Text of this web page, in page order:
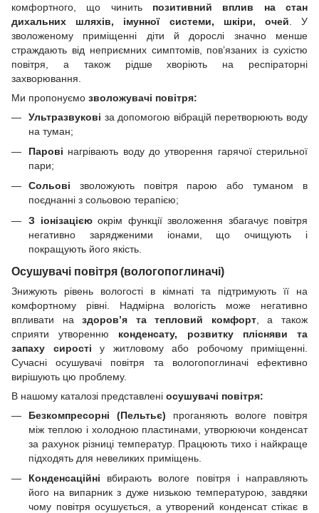
комфортного, що чинить позитивний вплив на стан
дихальних шляхів, імунної системи, шкіри, очей . У
зволоженому приміщенні діти й дорослі значно менше
страждають від неприємних симптомів, пов’язаних із сухістю
повітря, а також рідше хворіють на респіраторні
захворювання.
Ми пропонуємо зволожувачі повітря:
Ультразвукові за допомогою вібрацій перетворюють воду
на туман;
Парові нагрівають воду до утворення гарячої стерильної
пари;
Сольові зволожують повітря парою або туманом в
поєднанні з сольовою терапією;
З іонізацієюокрім функції зволоження збагачує повітря
негативно зарядженими іонами, що очищують і
покращують його якість.
Осушувачі повітря (вологопоглиначі)
Знижують рівень вологості в кімнаті та підтримують її на
комфортному рівні. Надмірна вологість може негативно
впливати наздоров’я та тепловий комфорт, а також
сприяти утворенню конденсату, розвитку плісняви та
запаху сирості у житловому або робочому приміщенні.
Сучасні осушувачі повітря та вологопоглиначі ефективно
вирішують цю проблему.
В нашому каталозі представлені осушувачі повітря:
Безкомпресорні (Пельтьє) проганяють вологе повітря
між теплою і холодною пластинами, утворюючи конденсат
за рахунок різниці температур. Працюють тихо і найкраще
підходять для невеликих приміщень.
Конденсаційні вбирають вологе повітря і направляють
його на випарник з дуже низькою температурою, завдяки
чому повітря осушується, а утворений конденсат стікає в